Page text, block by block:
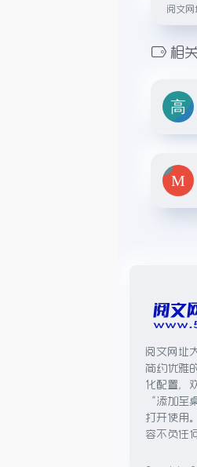
阅文网
相
阅文网址
简约优雅
化配置，
“添加至
打开使用
容不负任